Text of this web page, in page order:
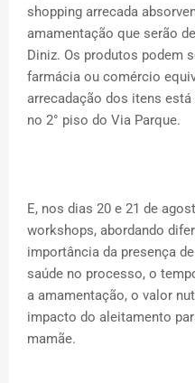
shopping arrecada
amamentação que serão
Diniz. Os produtos podem
farmácia ou comércio
arrecadação dos itens
no 2° piso do Via Parque.
E, nos dias 20 e 21 de
workshops, abordando
importância da presença
saúde no processo, o
a amamentação, o valor
impacto do aleitamento
mamãe.